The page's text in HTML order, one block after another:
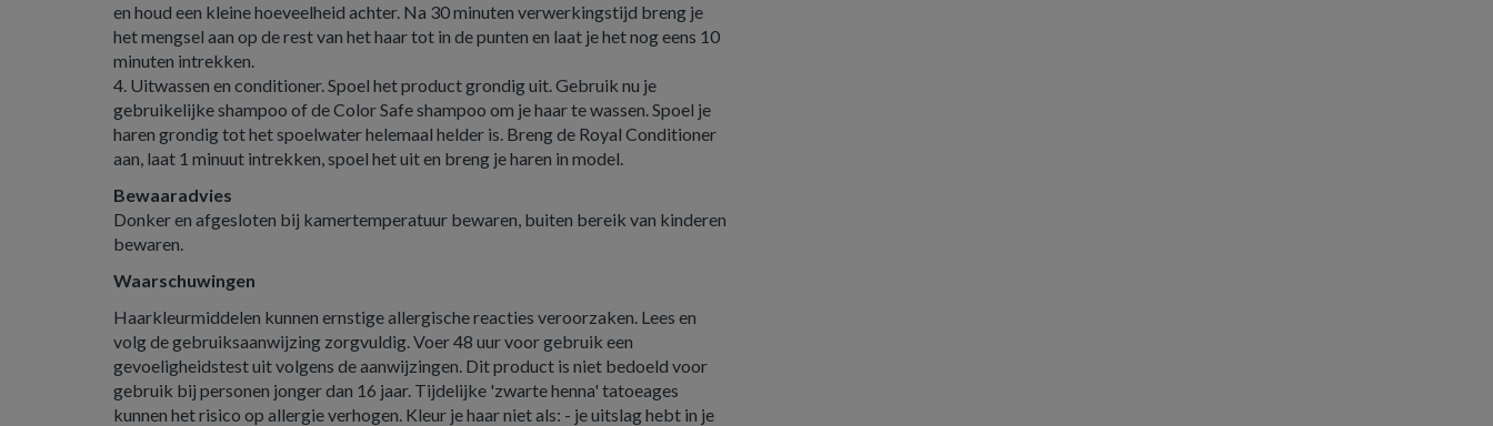
en houd een kleine hoeveelheid achter. Na 30 minuten verwerkingstijd breng je
het mengsel aan op de rest van het haar tot in de punten en laat je het nog eens 10
minuten intrekken.
4. Uitwassen en conditioner. Spoel het product grondig uit. Gebruik nu je
gebruikelijke shampoo of de Color Safe shampoo om je haar te wassen. Spoel je
haren grondig tot het spoelwater helemaal helder is. Breng de Royal Conditioner
aan, laat 1 minuut intrekken, spoel het uit en breng je haren in model.
Bewaaradvies
Donker en afgesloten bij kamertemperatuur bewaren, buiten bereik van kinderen
bewaren.
Waarschuwingen
Haarkleurmiddelen kunnen ernstige allergische reacties veroorzaken. Lees en
volg de gebruiksaanwijzing zorgvuldig. Voer 48 uur voor gebruik een
gevoeligheidstest uit volgens de aanwijzingen. Dit product is niet bedoeld voor
gebruik bij personen jonger dan 16 jaar. Tijdelijke 'zwarte henna' tatoeages
kunnen het risico op allergie verhogen. Kleur je haar niet als: - je uitslag hebt in je